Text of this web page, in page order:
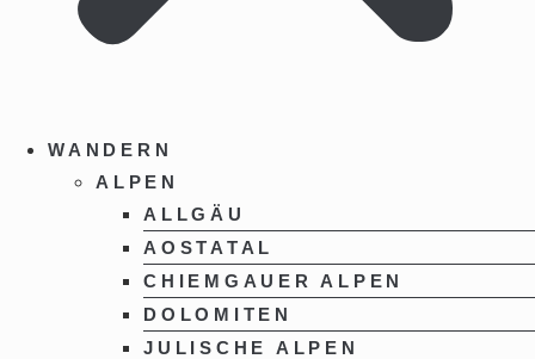
WANDERN
ALPEN
ALLGÄU
AOSTATAL
CHIEMGAUER ALPEN
DOLOMITEN
JULISCHE ALPEN